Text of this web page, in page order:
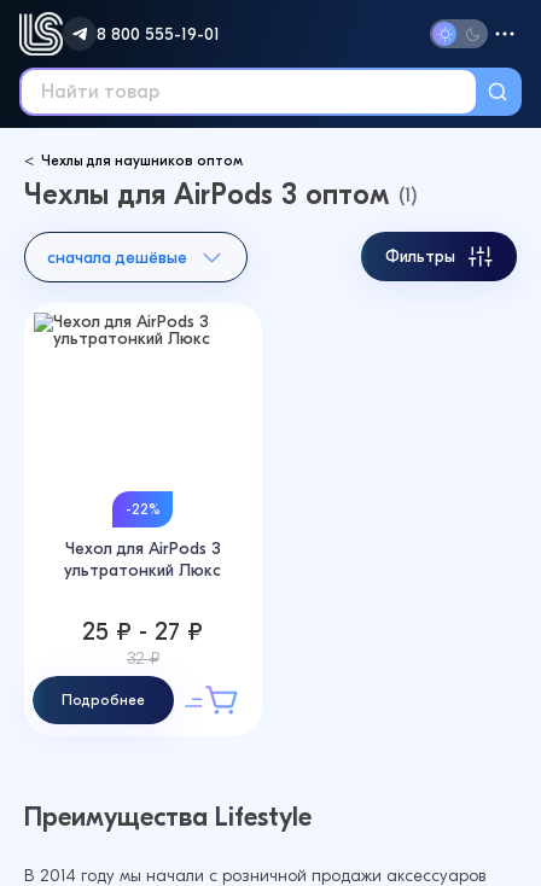
8 800 555-19-01
Чехлы для наушников оптом
Чехлы для AirPods 3 оптом (1)
сначала дешёвые Фильтры
-22%
Чехол для AirPods 3
ультратонкий Люкс
25 ₽ - 27 ₽
32 ₽
Подробнее
Преимущества Lifestyle
В 2014 году мы начали с розничной продажи аксессуаров